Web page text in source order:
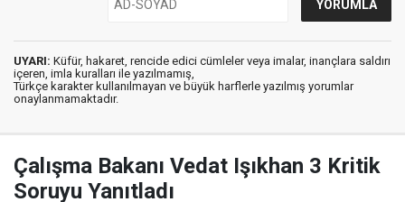
UYARI: Küfür, hakaret, rencide edici cümleler veya imalar, inançlara saldırı
içeren, imla kuralları ile yazılmamış,
Türkçe karakter kullanılmayan ve büyük harflerle yazılmış yorumlar
onaylanmamaktadır.
Çalışma Bakanı Vedat Işıkhan 3 Kritik
Soruyu Yanıtladı